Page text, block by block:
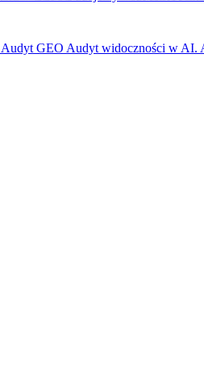
Audyt GEO Audyt widoczności w AI.